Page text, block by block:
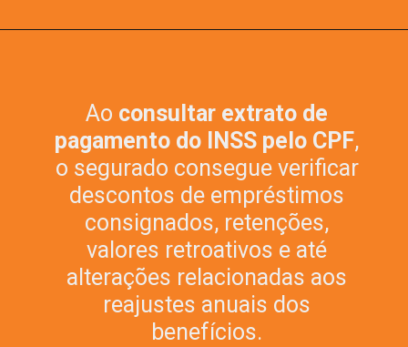
Ao consultar extrato de
pagamento do INSS pelo CPF,
o segurado consegue verificar
descontos de empréstimos
consignados, retenções,
valores retroativos e até
alterações relacionadas aos
reajustes anuais dos
benefícios.